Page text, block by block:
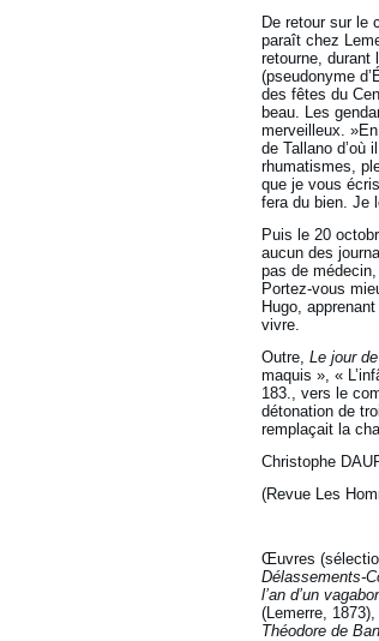
De retour sur le
paraît chez
retourne, durant
(pseudonyme
des fêtes du
beau. Les
merveilleux.
de Tallano d’où
rhumatismes,
que je vous
fera du bien. Je
Puis le 20
aucun des
pas de
Portez-vous
Hugo,
vivre.
Outre, Le jour
maquis », «
183., vers le
détonation de
remplaçait la
Christophe
(Revue Les
Œuvres
Délassements-
l’an d’un
(Lemerre, 1873),
Théodore de